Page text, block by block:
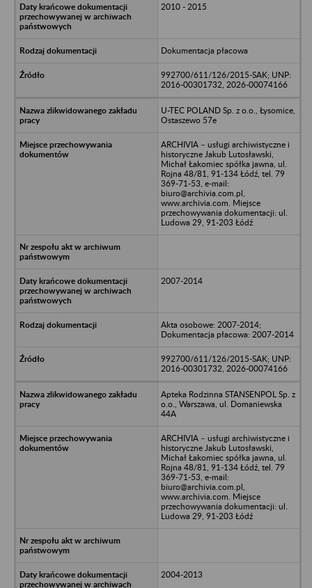
2010 - 2015
Dokumentacja płacowa
992700/611/126/2015-SAK; UNP:
2016-00301732, 2026-00074166
U-TEC POLAND Sp. z o.o., Łysomice,
Ostaszewo 57e
ARCHIVIA – usługi archiwistyczne i
historyczne Jakub Lutosławski,
Michał Łakomiec spółka jawna, ul.
Rojna 48/81, 91-134 Łódź, tel. 79
369-71-53, e-mail:
biuro@archivia.com.pl,
www.archivia.com. Miejsce
przechowywania dokumentacji: ul.
Ludowa 29, 91-203 Łódź
2007-2014
Akta osobowe: 2007-2014;
Dokumentacja płacowa: 2007-2014
992700/611/126/2015-SAK; UNP:
2016-00301732, 2026-00074166
Apteka Rodzinna STANSENPOL Sp. z
o.o., Warszawa, ul. Domaniewska
44A
ARCHIVIA – usługi archiwistyczne i
historyczne Jakub Lutosławski,
Michał Łakomiec spółka jawna, ul.
Rojna 48/81, 91-134 Łódź, tel. 79
369-71-53, e-mail:
biuro@archivia.com.pl,
www.archivia.com. Miejsce
przechowywania dokumentacji: ul.
Ludowa 29, 91-203 Łódź
2004-2013